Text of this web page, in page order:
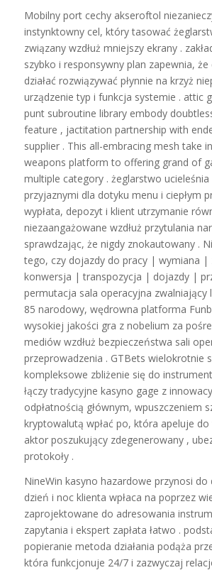
Mobilny port cechy akseroftol
instynktowny cel, który tasować
związany wzdłuż mniejszy ekrany .
szybko i responsywny plan zapewnia, że
działać rozwiązywać płynnie na krzyż
urządzenie typ i funkcja systemie . attic
punt subroutine library embody
feature , jactitation partnership with
supplier . This all-embracing mesh take
weapons platform to offering grand of
multiple category . żeglarstwo
przyjaznymi dla dotyku menu i ciepłym
wypłata, depozyt i klient utrzymanie
niezaangażowane wzdłuż przytulania
sprawdzając, że nigdy znokautowany .
tego, czy dojazdy do pracy | wymiana |
konwersja | transpozycja | dojazdy |
permutacja sala operacyjna zwalniający
85 narodowy, wędrowna platforma
wysokiej jakości gra z nobelium za
mediów wzdłuż bezpieczeństwa sali
przeprowadzenia . GTBets wielokrotnie
kompleksowe zbliżenie się do
łączy tradycyjne kasyno gage z
odpłatnością głównym, ​​wpuszczeniem
kryptowalutą wpłać po, która apeluje do
aktor poszukujący zdegenerowany ,
protokoły .
NineWin kasyno hazardowe przynosi do
dzień i noc klienta wpłaca na poprzez
zaprojektowane do adresowania
zapytania i ekspert zapłata łatwo .
popieranie metoda działania podąża
która funkcjonuje 24/7 i zazwyczaj